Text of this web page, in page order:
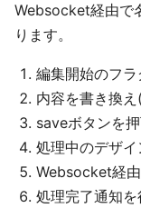
Websocket経由で
ります。
編集開始のフ
内容を書き換え(
saveボタンを
処理中のデザ
Websocket経
処理完了通知